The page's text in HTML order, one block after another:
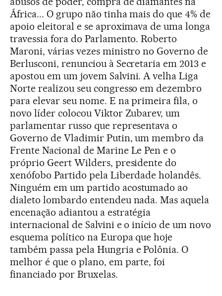
África... O grupo não tinha mais do que 4% de
apoio eleitoral e se aproximava de uma longa
travessia fora do Parlamento. Roberto
Maroni, várias vezes ministro no Governo de
Berlusconi, renunciou à Secretaria em 2013 e
apostou em um jovem Salvini. A velha Liga
Norte realizou seu congresso em dezembro
para elevar seu nome. E na primeira fila, o
novo líder colocou Viktor Zubarev, um
parlamentar russo que representava o
Governo de Vladimir Putin, um membro da
Frente Nacional de Marine Le Pen e o
próprio Geert Wilders, presidente do
xenófobo Partido pela Liberdade holandês.
Ninguém em um partido acostumado ao
dialeto lombardo entendeu nada. Mas aquela
encenação adiantou a estratégia
internacional de Salvini e o início de um novo
esquema político na Europa que hoje
também passa pela Hungria e Polônia. O
melhor é que o plano, em parte, foi
financiado por Bruxelas.